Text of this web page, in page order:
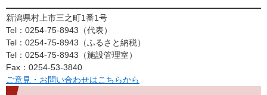
新潟県村上市三之町1番1号
Tel：0254-75-8943
代表
Tel：0254-75-8943
ふるさと納税
Tel：0254-75-8943
施設管理室
Fax：0254-53-3840
ご意見・お問い合わせはこちらから